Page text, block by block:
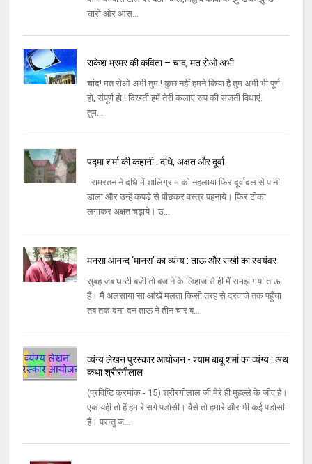
चारों ओर आस...
राकेश भ्रमर की कविता – चांद, मत रोओ अभी
चांद! मत रोओ अभी तुम ! कुछ नहीं हमने किया है तुम अभी भी पूर्ण
हो, संपूर्ण हो ! दिखती हमें तेरी कलाएं रूप की सजती विधाएं.
तुम...
पद्मा शर्मा की कहानी : दधि, अक्षत और दूर्वा
रामरतन ने दधि में शालिग्राम को नहलाया फिर दूर्वादल से पानी
डाला और उन्‍हें कपड़े से पोंछकर वस्‍त्र पहनाये। फिर टीका
लगाकर अक्षत चढ़ाये। उ...
मनसा आनन्‍द ‘मानस’ का व्यंग्य : ताऊ और राखी का स्वयंवर
सुबह जब घन्‍टी बजी तो बजाने के लिहाज से ही मैं समझ गया ताऊ
हैं। मैं अलसाया सा आंखें मलता किसी तरह से दरवाजे तक पहुँचा
तब तक दना-दन ताऊ ने तीन चार ब...
व्यंग्य लेखन पुरस्कार आयोजन - श्याम बाबू शर्मा का व्यंग्य : अथ
कथा श्रीरंगीलाल
(प्रविष्टि क्रमांक - 15) श्रीरंगीलाल जी मेरे ही मुहल्ले के जीव हैं।
एक यही तो हैं हमारे सगे पडोसी। वैसे तो हमारे और भी कई पडोसी
हैं। परन्तु ज...